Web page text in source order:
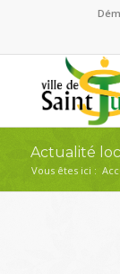
Actualité
Vous êtes ici :